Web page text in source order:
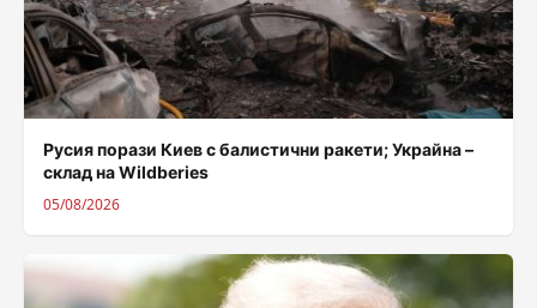
Русия порази Киев с балистични ракети; Украйна –
склад на Wildberies
05/08/2026